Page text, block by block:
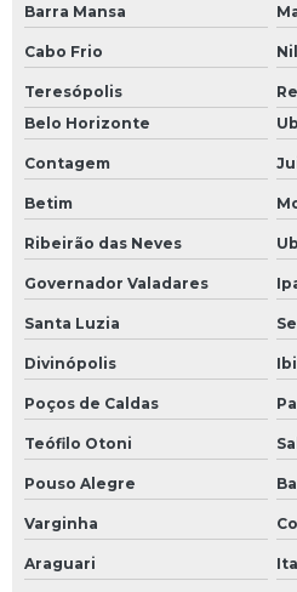
Barra Mansa
Cabo Frio
Teresópolis
Belo Horizonte
Contagem
Betim
Ribeirão das Neves
Governador Valadares
Santa Luzia
Divinópolis
Poços de Caldas
Teófilo Otoni
Pouso Alegre
Varginha
Araguari